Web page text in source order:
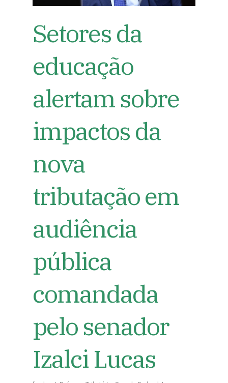
Setores da
educação
alertam sobre
impactos da
nova
tributação em
audiência
pública
comandada
pelo senador
Izalci Lucas